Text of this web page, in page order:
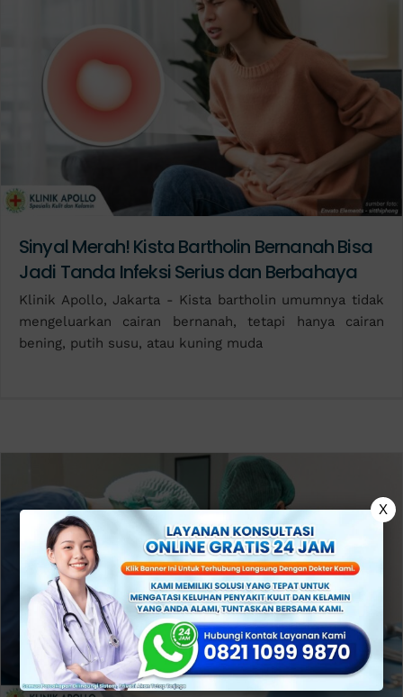
Sinyal Merah! Kista Bartholin Bernanah Bisa
Jadi Tanda Infeksi Serius dan Berbahaya
Klinik Apollo, Jakarta - Kista bartholin umumnya tidak
mengeluarkan cairan bernanah, tetapi hanya cairan
bening, putih susu, atau kuning muda
X